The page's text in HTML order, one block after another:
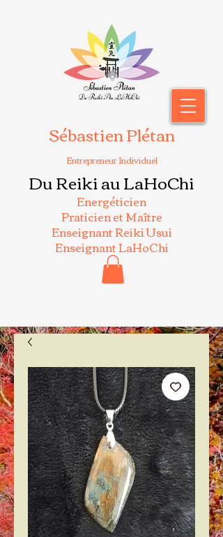
Sébastien Plétan
Entrepreneur Individuel
Du Reiki au LaHoChi
Energéticien
Praticien et Maître
Enseignant Reiki Usui
Enseignant LaHoChi